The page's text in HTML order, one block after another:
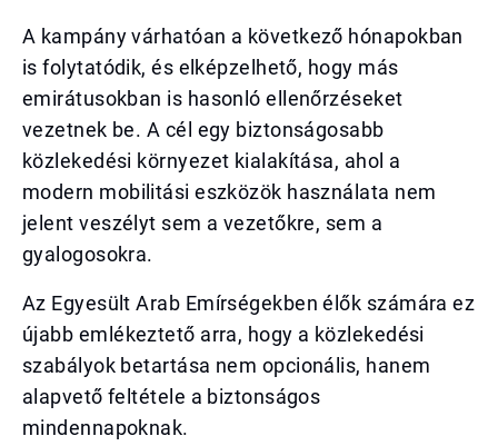
A kampány várhatóan a következő hónapokban
is folytatódik, és elképzelhető, hogy más
emirátusokban is hasonló ellenőrzéseket
vezetnek be. A cél egy biztonságosabb
közlekedési környezet kialakítása, ahol a
modern mobilitási eszközök használata nem
jelent veszélyt sem a vezetőkre, sem a
gyalogosokra.
Az Egyesült Arab Emírségekben élők számára ez
újabb emlékeztető arra, hogy a közlekedési
szabályok betartása nem opcionális, hanem
alapvető feltétele a biztonságos
mindennapoknak.